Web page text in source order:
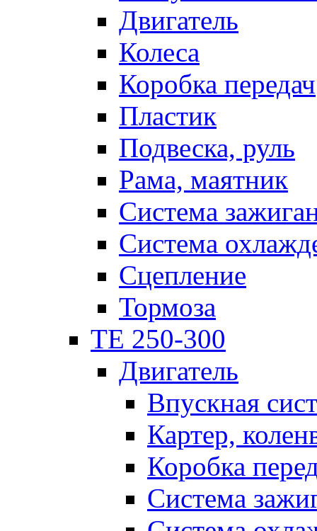
Двигатель
Колеса
Коробка передач
Пластик
Подвеска, руль
Рама, маятник
Система
Система
Сцепление
Тормоза
TE 250-300
Двигатель
Впускная
Картер,
Коробка
Система